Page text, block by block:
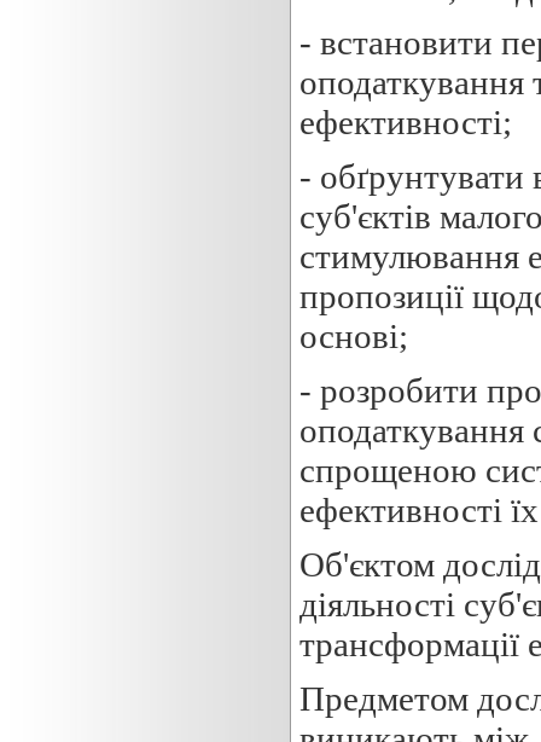
- встановити
оподаткування
ефективності;
- обґрунтувати
суб'єктів
стимулювання
пропозиції
основі;
- розробити
оподаткування
спрощеною
ефективності
Об'єктом
діяльності
трансформації
Предметом